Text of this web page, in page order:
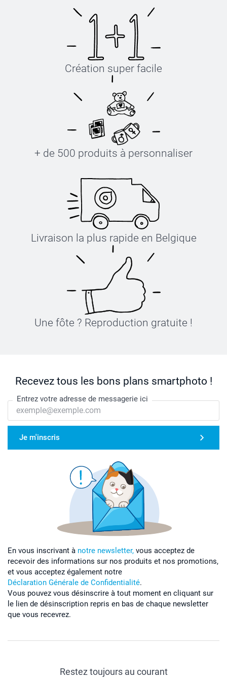
Création super facile
+ de 500 produits à personnaliser
Livraison la plus rapide en Belgique
Une fôte ? Reproduction gratuite !
Recevez tous les bons plans smartphoto !
Entrez votre adresse de messagerie ici
Je m'inscris
En vous inscrivant à notre newsletter, vous acceptez de
recevoir des informations sur nos produits et nos promotions,
et vous acceptez également notre
Déclaration Générale de Confidentialité.
Vous pouvez vous désinscrire à tout moment en cliquant sur
le lien de désinscription repris en bas de chaque newsletter
que vous recevrez.
Restez toujours au courant